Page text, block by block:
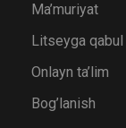
Ma’muriyat
Litseyga qabul
Onlayn ta’lim
Bog’lanish